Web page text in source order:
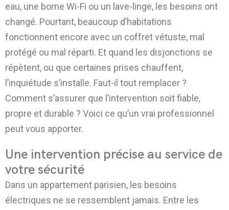
eau, une borne Wi-Fi ou un lave-linge, les besoins ont
changé. Pourtant, beaucoup d’habitations
fonctionnent encore avec un coffret vétuste, mal
protégé ou mal réparti. Et quand les disjonctions se
répètent, ou que certaines prises chauffent,
l’inquiétude s’installe. Faut-il tout remplacer ?
Comment s’assurer que l’intervention soit fiable,
propre et durable ? Voici ce qu’un vrai professionnel
peut vous apporter.
Une intervention précise au service de
votre sécurité
Dans un appartement parisien, les besoins
électriques ne se ressemblent jamais. Entre les